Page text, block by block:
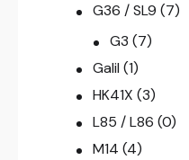
G36 / SL9 (7)
G3 (7)
Galil (1)
HK41X (3)
L85 / L86 (0)
M14 (4)